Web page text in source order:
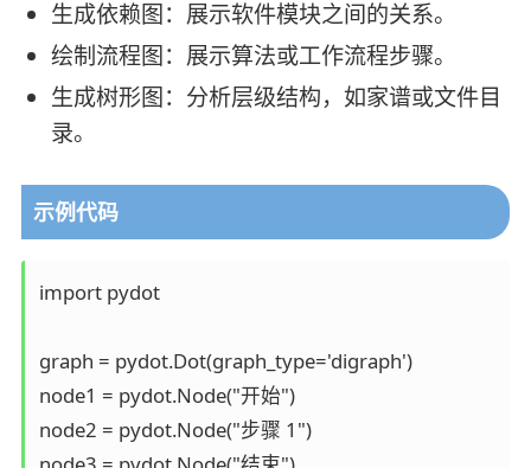
生成依赖图：展示软件模块之间的关系。
绘制流程图：展示算法或工作流程步骤。
生成树形图：分析层级结构，如家谱或文件目
录。
示例代码
import pydot
graph = pydot.Dot(graph_type='digraph')
node1 = pydot.Node("开始")
node2 = pydot.Node("步骤 1")